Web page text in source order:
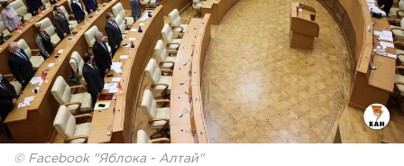
© Facebook "Яблока - Алтай"